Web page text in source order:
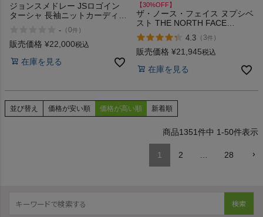
ジョンスメドレー JSロゴイン
ターシャ 長袖ニットカーディガ
- （0件 ）
販売価格 ¥22,000税込
在庫を見る
【30%OFF】
ザ・ノース・フェイス ヌプシベ
スト THE NORTH FACE
NUPTSE VEST アウトレット
セール
4.3 （ 3件 ）
販売価格 ¥21,945税込
在庫を見る
並び替え 価格が安い順 価格が高い順 新着順
1351件中 1-50件表示
1 2 … 28
検索